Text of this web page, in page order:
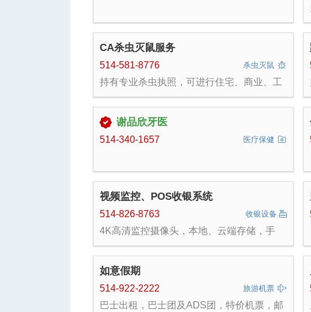
CA杀虫灭鼠服务
杀虫灭鼠
514-581-8776
持有专业杀虫执照，可进行住宅、商业、工
谢品欣牙医
医疗保健
514-340-1657
视频监控、POS收银系统
收银设备
514-826-8763
4K高清监控摄像头，本地、云端存储，手
酒吧、餐厅 WEB-MEV收银系统，销售、安
装及服务。
如意假期
旅游机票
514-922-2222
巴士出租，巴士团及ADS团，特价机票，邮